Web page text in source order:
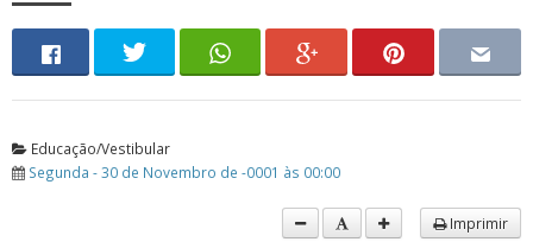
Educação/Vestibular
Segunda - 30 de Novembro de -0001 às 00:00
Imprimir